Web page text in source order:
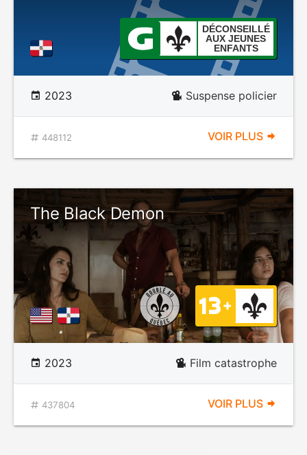
DÉCONSEILLÉ
AUX JEUNES
ENFANTS
2023 Suspense policier
448112 VOIR PLUS
The Black Demon
2023 Film catastrophe
437804 VOIR PLUS